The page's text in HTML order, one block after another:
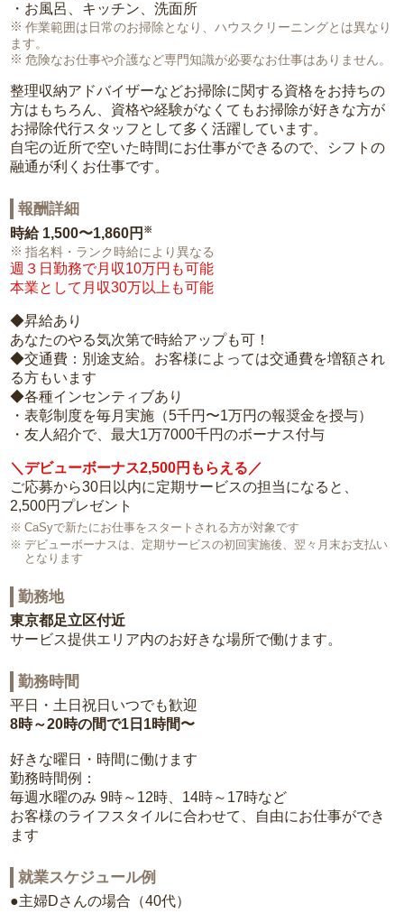
・お風呂、キッチン、洗面所
作業範囲は日常のお掃除となり、ハウスクリーニングとは異なり
ます。
危険なお仕事や介護など専門知識が必要なお仕事はありません。
整理収納アドバイザーなどお掃除に関する資格をお持ちの
方はもちろん、資格や経験がなくてもお掃除が好きな方が
お掃除代行スタッフとして多く活躍しています。
自宅の近所で空いた時間にお仕事ができるので、シフトの
融通が利くお仕事です。
報酬詳細
時給 1,500〜1,860円 ※
指名料・ランク時給により異なる
週３日勤務で月収10万円も可能
本業として月収30万以上も可能
◆昇給あり
あなたのやる気次第で時給アップも可！
◆交通費：別途支給。お客様によっては交通費を増額され
る方もいます
◆各種インセンティブあり
・表彰制度を毎月実施（5千円〜1万円の報奨金を授与）
・友人紹介で、最大1万7000千円のボーナス付与
＼デビューボーナス2,500円もらえる／
ご応募から30日以内に定期サービスの担当になると、
2,500円プレゼント
CaSyで新たにお仕事をスタートされる方が対象です
デビューボーナスは、定期サービスの初回実施後、翌々月末お支払い
となります
勤務地
東京都足立区付近
サービス提供エリア内のお好きな場所で働けます。
勤務時間
平日・土日祝日いつでも歓迎
8時～20時の間で1日1時間〜
好きな曜日・時間に働けます
勤務時間例：
毎週水曜のみ 9時～12時、14時～17時など
お客様のライフスタイルに合わせて、自由にお仕事ができ
ます
就業スケジュール例
●主婦Dさんの場合（40代）